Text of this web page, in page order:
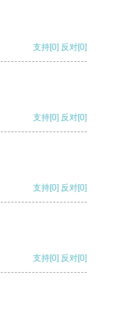
支持[0] 反对[0]
支持[0] 反对[0]
支持[0] 反对[0]
支持[0] 反对[0]